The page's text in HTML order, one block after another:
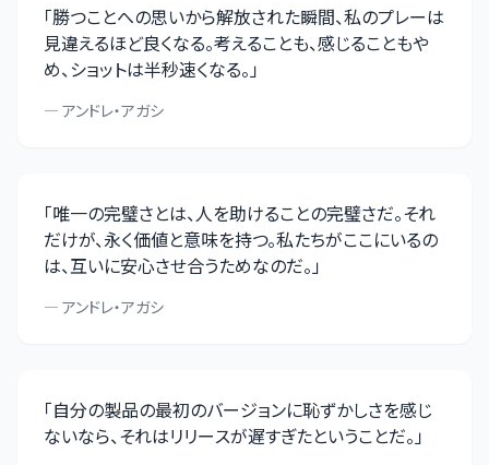
「勝つことへの思いから解放された瞬間、私のプレーは
見違えるほど良くなる。考えることも、感じることもや
め、ショットは半秒速くなる。」
— アンドレ・アガシ
「唯一の完璧さとは、人を助けることの完璧さだ。それ
だけが、永く価値と意味を持つ。私たちがここにいるの
は、互いに安心させ合うためなのだ。」
— アンドレ・アガシ
「自分の製品の最初のバージョンに恥ずかしさを感じ
ないなら、それはリリースが遅すぎたということだ。」